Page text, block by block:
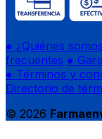
● ¿Quiénes
frecuentes ●
● Términos y
Directorio de
© 2026